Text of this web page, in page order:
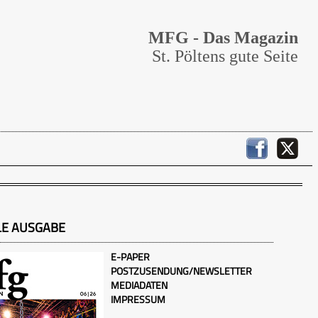
MFG - Das Magazin
St. Pöltens gute Seite
AUSGABE
E-PAPER
POSTZUSENDUNG/NEWSLETTER
MEDIADATEN
IMPRESSUM